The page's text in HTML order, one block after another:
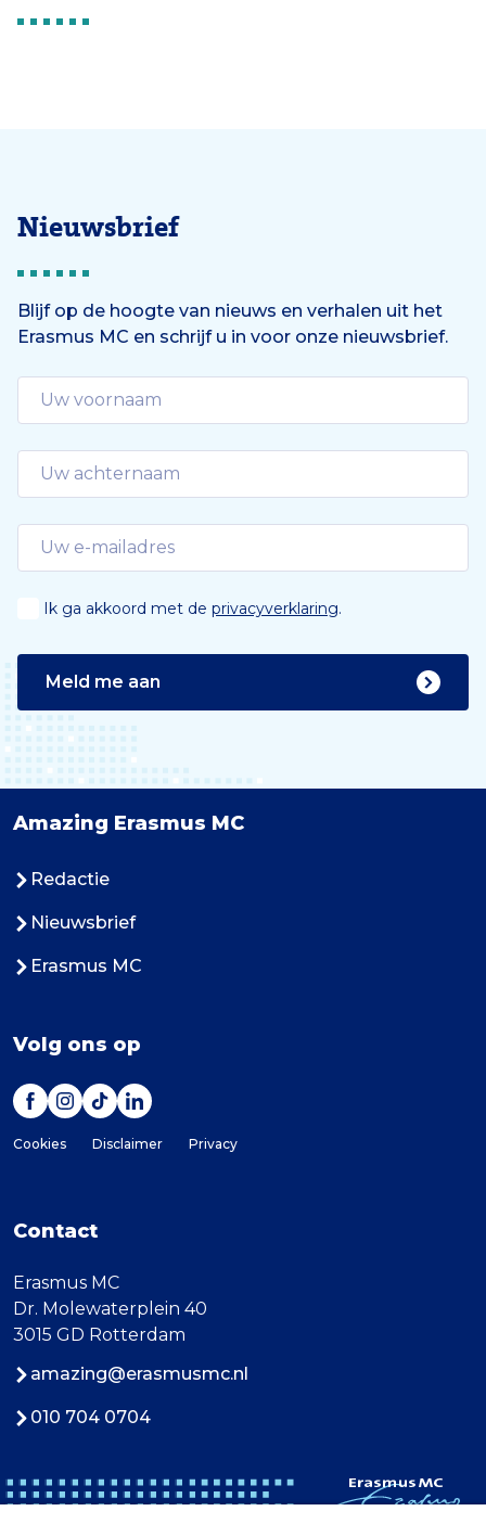
Nieuwsbrief
Blijf op de hoogte van nieuws en verhalen uit het
Erasmus MC en schrijf u in voor onze nieuwsbrief.
Ik ga akkoord met de privacyverklaring.
Meld me aan
Amazing Erasmus MC
Redactie
Nieuwsbrief
Erasmus MC
Volg ons op
Cookies Disclaimer Privacy
Contact
Erasmus MC
Dr. Molewaterplein 40
3015 GD Rotterdam
amazing@erasmusmc.nl
010 704 0704